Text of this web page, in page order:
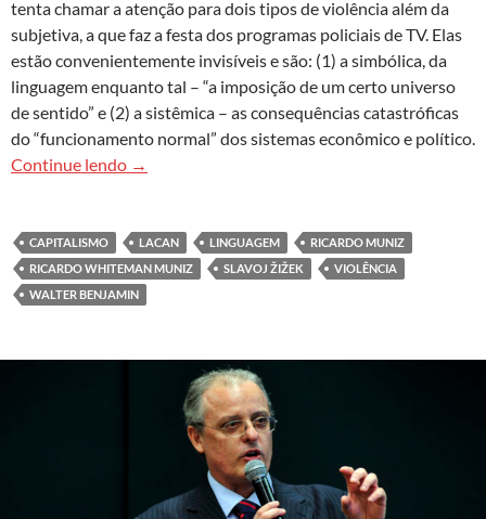
tenta chamar a atenção para dois tipos de violência além da
subjetiva, a que faz a festa dos programas policiais de TV. Elas
estão convenientemente invisíveis e são: (1) a simbólica, da
linguagem enquanto tal – “a imposição de um certo universo
de sentido” e (2) a sistêmica – as consequências catastróficas
do “funcionamento normal” dos sistemas econômico e político.
Continue lendo Violência subjetiva, objetiva e da linguagem em
→
CAPITALISMO LACAN LINGUAGEM
RICARDO MUNIZ
RICARDO WHITEMAN MUNIZ
SLAVOJ ŽIŽEK
VIOLÊNCIA
WALTER BENJAMIN